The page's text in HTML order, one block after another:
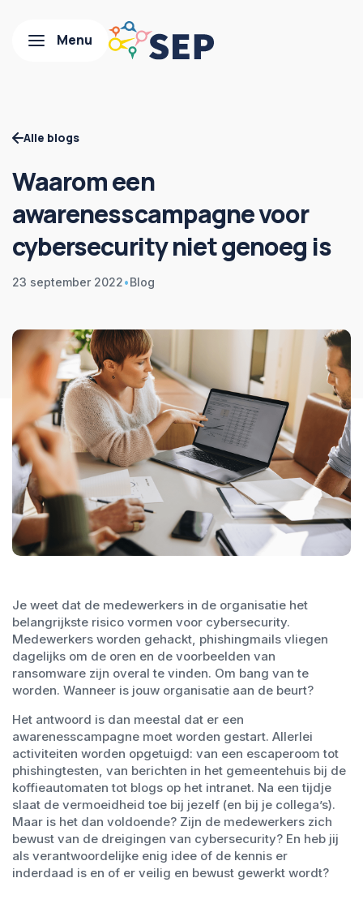
Alle blogs
Waarom een
awarenesscampagne voor
cybersecurity niet genoeg is
23 september 2022•Blog
Je weet dat de medewerkers in de organisatie het
belangrijkste risico vormen voor cybersecurity.
Medewerkers worden gehackt, phishingmails vliegen
dagelijks om de oren en de voorbeelden van
ransomware zijn overal te vinden. Om bang van te
worden. Wanneer is jouw organisatie aan de beurt?
Het antwoord is dan meestal dat er een
awarenesscampagne moet worden gestart. Allerlei
activiteiten worden opgetuigd: van een escaperoom tot
phishingtesten, van berichten in het gemeentehuis bij de
koffieautomaten tot blogs op het intranet. Na een tijdje
slaat de vermoeidheid toe bij jezelf (en bij je collega’s).
Maar is het dan voldoende? Zijn de medewerkers zich
bewust van de dreigingen van cybersecurity? En heb jij
als verantwoordelijke enig idee of de kennis er
inderdaad is en of er veilig en bewust gewerkt wordt?